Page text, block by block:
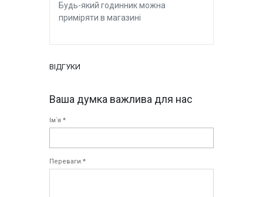
Будь-який годинник можна
приміряти в магазині
ВІДГУКИ
Ваша думка важлива для нас
Ім`я *
Переваги *